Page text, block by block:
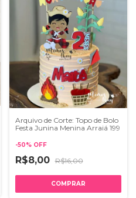
Arquivo de Corte: Topo de Bolo
Festa Junina Menina Arraiá 199
-50% OFF
R$8,00 R$16,00